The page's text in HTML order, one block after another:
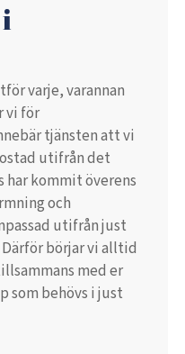
varje, varannan
vi för
tjänsten att vi
utifrån det
har kommit överens
och
utifrån just
börjar vi alltid
med er
som behövs i just